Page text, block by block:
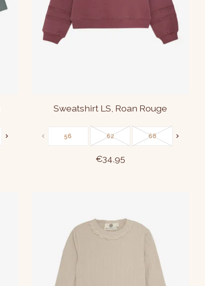
Sweatshirt LS, Roan Rouge
56 62 68
€34,95